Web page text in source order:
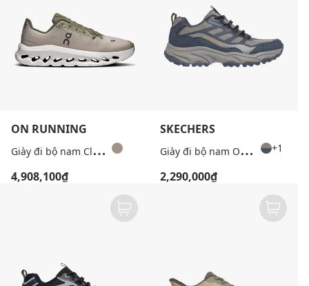
ON RUNNING
G
iày đi bộ nam Cloudtilt
4,908,100₫
SKECHERS
G
iày đi bộ nam Outdoor Vigor AT +1
2,290,000₫